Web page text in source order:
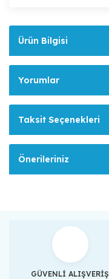
Ürün Bilgisi
Yorumlar
Taksit Seçenekleri
Önerileriniz
GÜVENLİ ALIŞVERİŞ